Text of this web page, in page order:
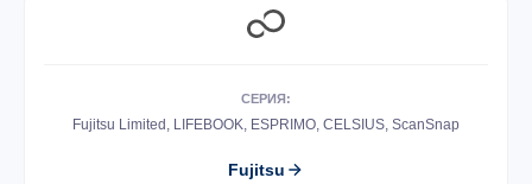
СЕРИЯ:
Fujitsu Limited, LIFEBOOK, ESPRIMO, CELSIUS, ScanSnap
Fujitsu